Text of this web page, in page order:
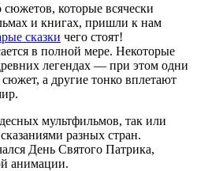
которые всячески
и книгах, пришли к нам
сказки чего стоят!
в полной мере. Некоторые
легендах — при этом одни
а другие тонко вплетают
мультфильмов, так или
разных стран.
День Святого Патрика,
анимации.